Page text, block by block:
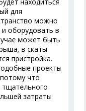
для
можно
оборудовать в
может быть
в скаты
пристройка.
проекты
что
тщательного
затраты